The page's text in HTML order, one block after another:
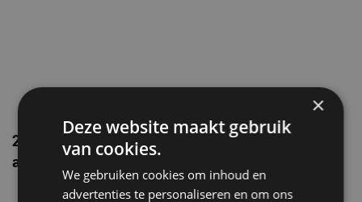
26: Bumperrozetten, gaven je bumper extra
allure
×
Deze website maakt gebruik
van cookies.
We gebruiken cookies om inhoud en
advertenties te personaliseren en om ons